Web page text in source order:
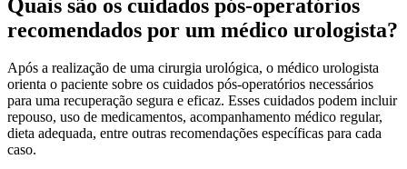
Quais são os cuidados pós-operatórios
recomendados por um médico urologista?
Após a realização de uma cirurgia urológica, o médico urologista
orienta o paciente sobre os cuidados pós-operatórios necessários
para uma recuperação segura e eficaz. Esses cuidados podem incluir
repouso, uso de medicamentos, acompanhamento médico regular,
dieta adequada, entre outras recomendações específicas para cada
caso.